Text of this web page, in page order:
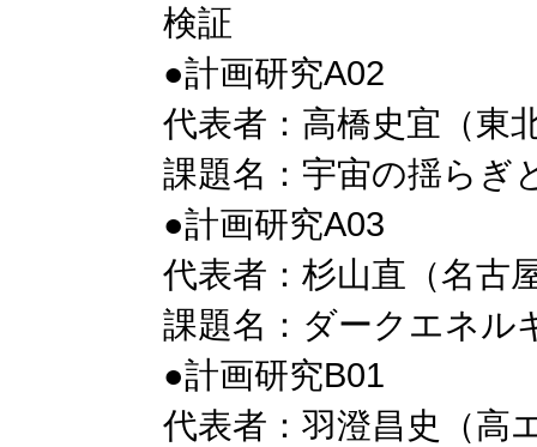
検証
●計画研究A02
代表者：高橋史宜（東
課題名：宇宙の揺らぎ
●計画研究A03
代表者：杉山直（名古
課題名：ダークエネル
●計画研究B01
代表者：羽澄昌史（高